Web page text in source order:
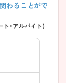
わることがで
・アルバイト)